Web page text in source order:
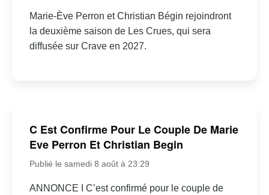
Marie-Ève Perron et Christian Bégin rejoindront
la deuxième saison de Les Crues, qui sera
diffusée sur Crave en 2027.
C Est Confirme Pour Le Couple De Marie
Eve Perron Et Christian Begin
Publié le samedi 8 août à 23:29
ANNONCE I C’est confirmé pour le couple de